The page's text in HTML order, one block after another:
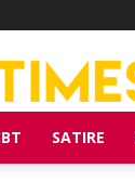
SATIRE